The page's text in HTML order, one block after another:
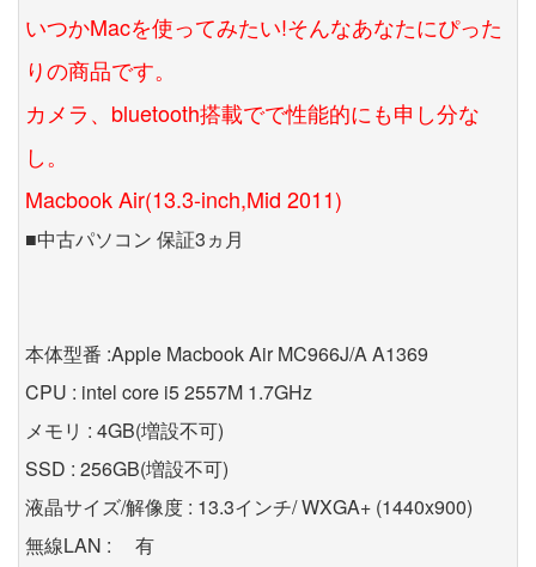
いつかMacを使ってみたい!そんなあなたにぴった
りの商品です。
カメラ、bluetooth搭載でで性能的にも申し分な
し。
Macbook Air(13.3-inch,Mid 2011)
■中古パソコン 保証3ヵ月
本体型番 :Apple Macbook Air MC966J/A A1369
CPU : intel core i5 2557M 1.7GHz
メモリ : 4GB(増設不可)
SSD : 256GB(増設不可)
液晶サイズ/解像度 : 13.3インチ/ WXGA+ (1440x900)
無線LAN : 有